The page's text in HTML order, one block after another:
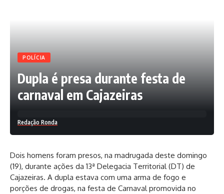
POLÍCIA
Dupla é presa durante festa de
carnaval em Cajazeiras
Redação Ronda
Dois homens foram presos, na madrugada deste domingo
(19), durante ações da 13ª Delegacia Territorial (DT) de
Cajazeiras. A dupla estava com uma arma de fogo e
porções de drogas, na festa de Carnaval promovida no